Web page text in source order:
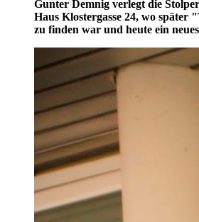
Gunter Demnig verlegt die
Haus Klostergasse 24, wo später
zu finden war und heute ein